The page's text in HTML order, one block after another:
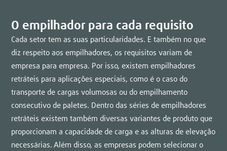
O empilhador para cada requisito
Cada setor tem as suas particularidades. E também no que
diz respeito aos empilhadores, os requisitos variam de
empresa para empresa. Por isso, existem empilhadores
retráteis para aplicações especiais, como é o caso do
transporte de cargas volumosas ou do empilhamento
consecutivo de paletes. Dentro das séries de empilhadores
retráteis existem também diversas variantes de produto que
proporcionam a capacidade de carga e as alturas de elevação
necessárias. Além disso, as empresas podem selecionar o